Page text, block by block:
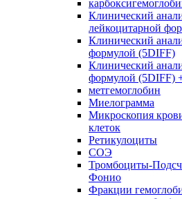
Клинический
лейкоцитарной
Клинический
формулой (5DIFF)
Клинический
формулой (5DIFF)
метгемоглобин
Миелограмма
Микроскопия
клеток
Ретикулоциты
СОЭ
Тромбоциты-
Фонио
Фракции